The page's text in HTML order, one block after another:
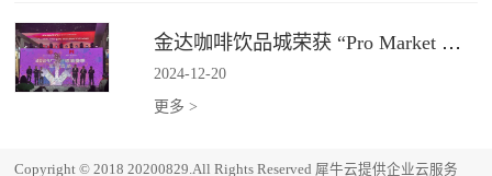
金达咖啡饮品城荣获 “Pro Market 湾区必逛市场”
2024-12-20
更多 >
Copyright © 2018 20200829.All Rights Reserved 犀牛云提供企业云服务